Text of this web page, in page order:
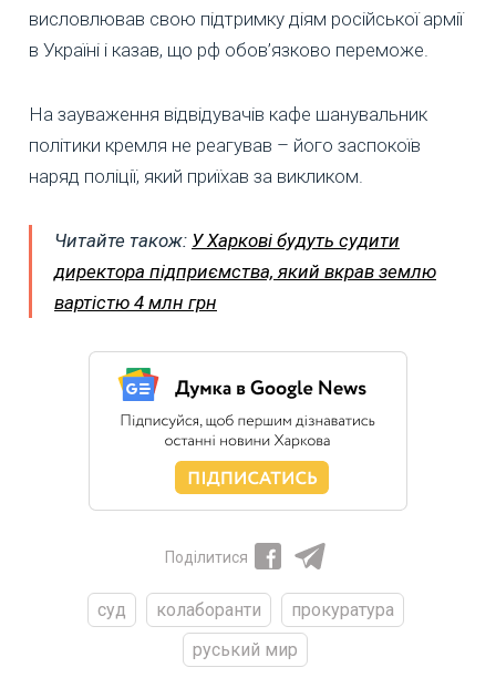
висловлював свою підтримку діям російської армії
в Україні і казав, що рф обов’язково переможе.
На зауваження відвідувачів кафе шанувальник
політики кремля не реагував – його заспокоїв
наряд поліції, який приїхав за викликом.
Читайте також: У Харкові будуть судити
директора підприємства, який вкрав землю
вартістю 4 млн грн
Поділитися
суд колаборанти
прокуратура
руський мир